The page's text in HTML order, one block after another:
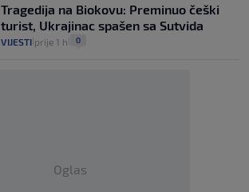
Tragedija na Biokovu: Preminuo češki
turist, Ukrajinac spašen sa Sutvida
VIJESTI prije 1 h 0
Oglas